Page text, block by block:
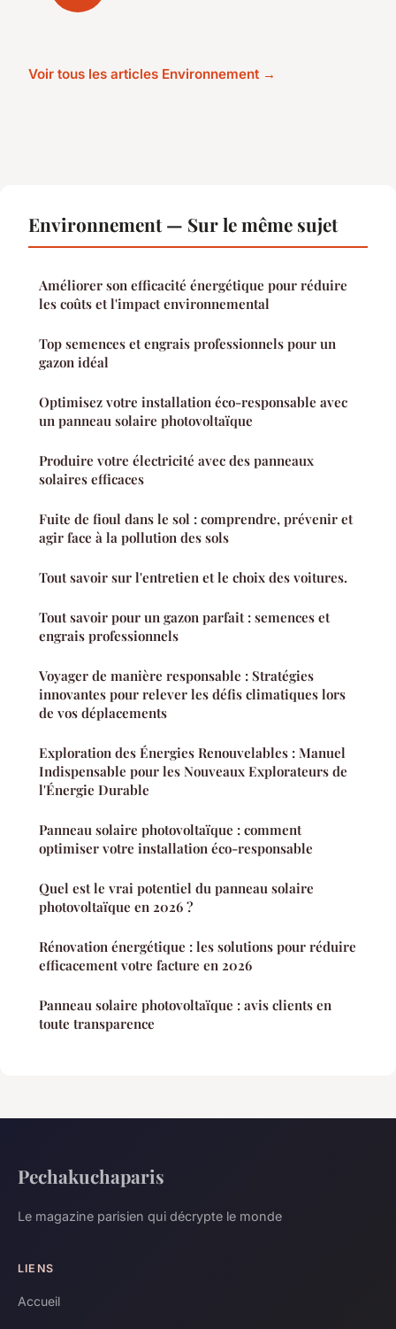
Voir tous les articles Environnement →
Environnement — Sur le même sujet
Améliorer son efficacité énergétique pour réduire
les coûts et l'impact environnemental
Top semences et engrais professionnels pour un
gazon idéal
Optimisez votre installation éco-responsable avec
un panneau solaire photovoltaïque
Produire votre électricité avec des panneaux
solaires efficaces
Fuite de fioul dans le sol : comprendre, prévenir et
agir face à la pollution des sols
Tout savoir sur l'entretien et le choix des voitures.
Tout savoir pour un gazon parfait : semences et
engrais professionnels
Voyager de manière responsable : Stratégies
innovantes pour relever les défis climatiques lors
de vos déplacements
Exploration des Énergies Renouvelables : Manuel
Indispensable pour les Nouveaux Explorateurs de
l'Énergie Durable
Panneau solaire photovoltaïque : comment
optimiser votre installation éco-responsable
Quel est le vrai potentiel du panneau solaire
photovoltaïque en 2026 ?
Rénovation énergétique : les solutions pour réduire
efficacement votre facture en 2026
Panneau solaire photovoltaïque : avis clients en
toute transparence
Pechakuchaparis
Le magazine parisien qui décrypte le monde
LIENS
Accueil